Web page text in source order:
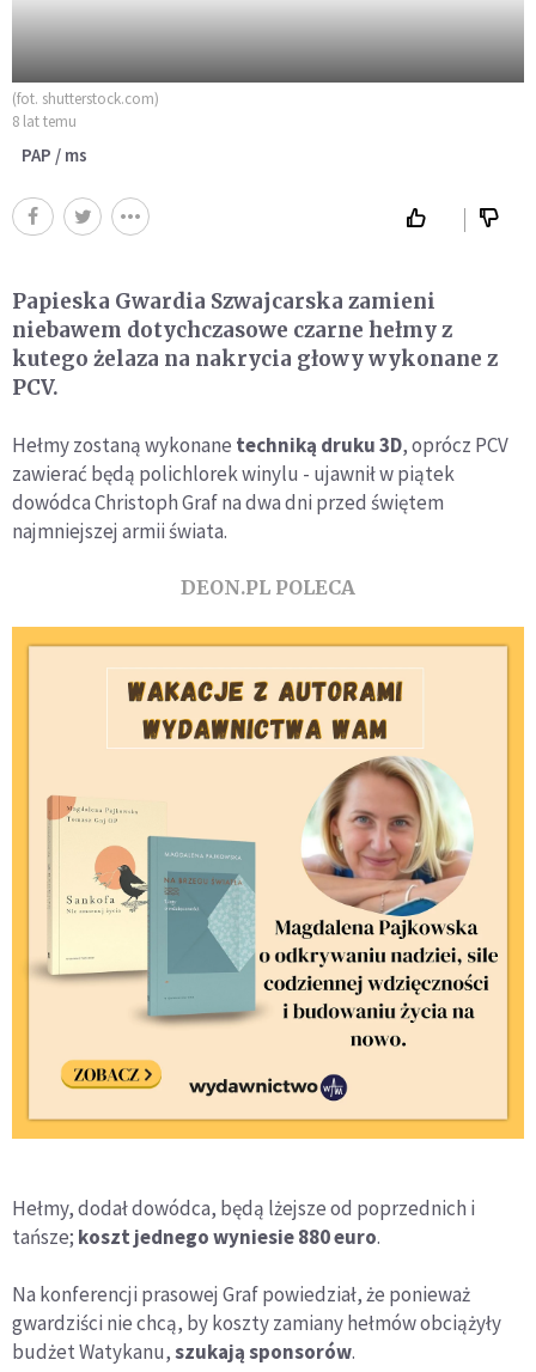
(fot. shutterstock.com)
8 lat temu
PAP / ms
Papieska Gwardia Szwajcarska zamieni
niebawem dotychczasowe czarne hełmy z
kutego żelaza na nakrycia głowy wykonane z
PCV.
Hełmy zostaną wykonane techniką druku 3D, oprócz PCV
zawierać będą polichlorek winylu - ujawnił w piątek
dowódca Christoph Graf na dwa dni przed świętem
najmniejszej armii świata.
DEON.PL POLECA
Hełmy, dodał dowódca, będą lżejsze od poprzednich i
tańsze; koszt jednego wyniesie 880 euro.
Na konferencji prasowej Graf powiedział, że ponieważ
gwardziści nie chcą, by koszty zamiany hełmów obciążyły
budżet Watykanu,szukają sponsorów.